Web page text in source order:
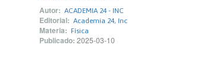
Autor: ACADEMIA 24 - INC
Editorial: Academia 24, Inc
Materia: Física
Publicado: 2025-03-10